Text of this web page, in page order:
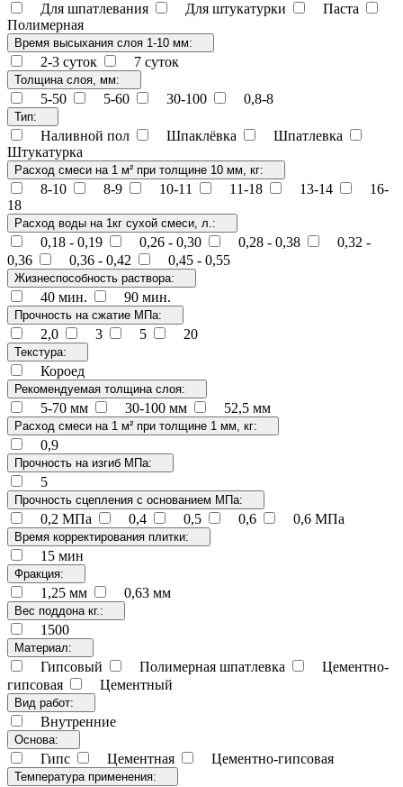
Для шпатлевания Для штукатурки
Паста
Полимерная
Время высыхания слоя 1-10 мм:
2-3 суток 7 суток
Толщина слоя, мм:
5-50 5-60 30-100 0,8-8
Тип:
Наливной пол Шпаклёвка
Шпатлевка
Штукатурка
Расход смеси на 1 м² при толщине 10 мм, кг:
8-10 8-9 10-11 11-18 13-14
16-
18
Расход воды на 1кг сухой смеси, л.:
0,18 - 0,19 0,26 - 0,30 0,28 - 0,38
0,32 -
0,36
0,36 - 0,42 0,45 - 0,55
Жизнеспособность раствора:
40 мин. 90 мин.
Прочность на сжатие МПа:
2,0 3 5 20
Текстура:
Короед
Рекомендуемая толщина слоя:
5-70 мм 30-100 мм 52,5 мм
Расход смеси на 1 м² при толщине 1 мм, кг:
0,9
Прочность на изгиб МПа:
5
Прочность сцепления с основанием МПа:
0,2 МПа 0,4 0,5 0,6 0,6 МПа
Время корректирования плитки:
15 мин
Фракция:
1,25 мм 0,63 мм
Вес поддона кг.:
1500
Материал:
Гипсовый Полимерная шпатлевка
Цементно-
гипсовая
Цементный
Вид работ:
Внутренние
Основа:
Гипс Цементная Цементно-гипсовая
Температура применения: